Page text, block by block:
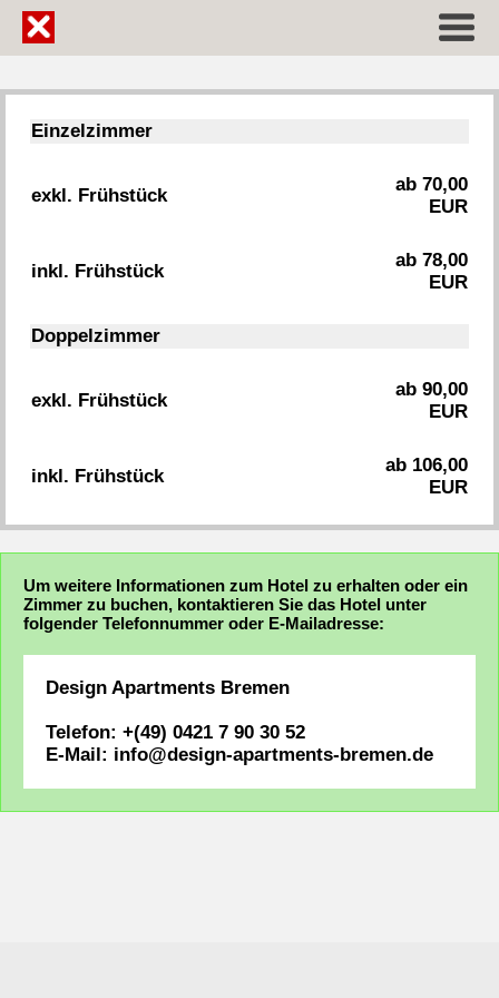
Einzelzimmer
exkl. Frühstück
ab 70,00
EUR
inkl. Frühstück
ab 78,00
EUR
Doppelzimmer
exkl. Frühstück
ab 90,00
EUR
inkl. Frühstück
ab 106,00
EUR
Um weitere Informationen zum Hotel zu erhalten oder ein
Zimmer zu buchen, kontaktieren Sie das Hotel unter
folgender Telefonnummer oder E-Mailadresse:
Design Apartments Bremen
Telefon: +(49) 0421 7 90 30 52
E-Mail: info@design-apartments-bremen.de